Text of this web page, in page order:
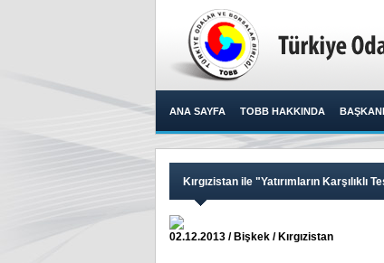
ANA SAYFA TOBB HAKKINDA
Kırgızistan ile "Yatırımların
02.12.2013 / Bişkek / Kırgızistan